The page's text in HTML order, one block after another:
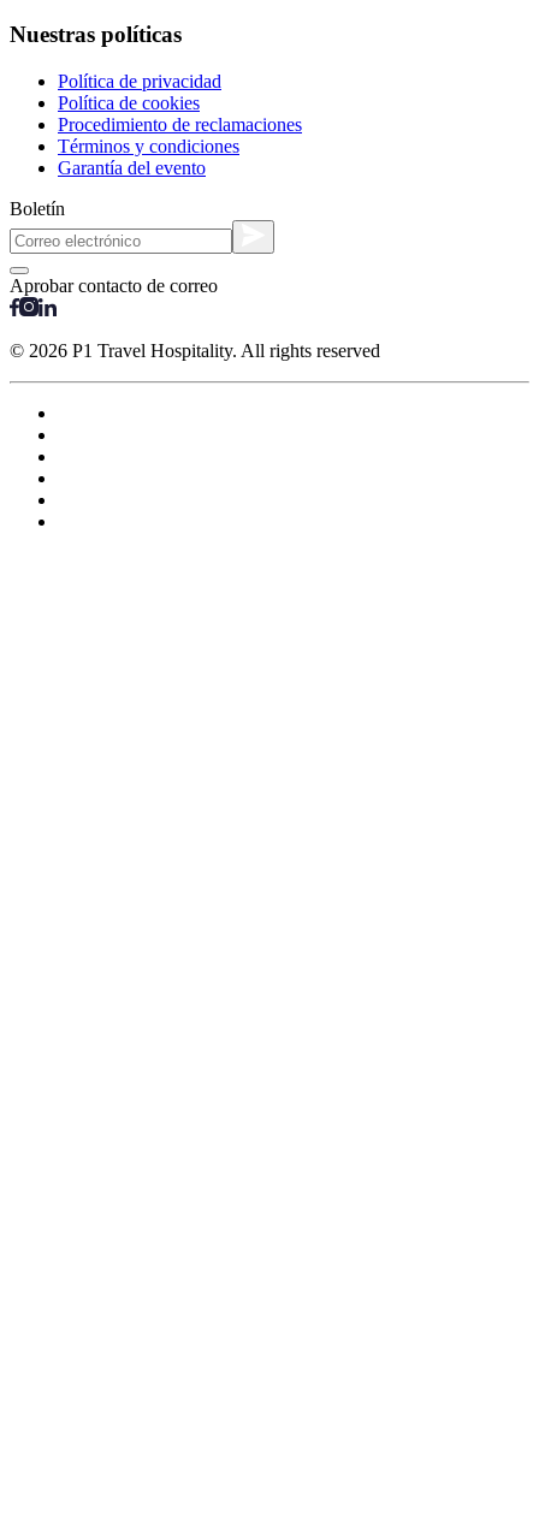
Nuestras políticas
Política de privacidad
Política de cookies
Procedimiento de reclamaciones
Términos y condiciones
Garantía del evento
Boletín
Aprobar contacto de correo
© 2026 P1 Travel Hospitality. All rights reserved